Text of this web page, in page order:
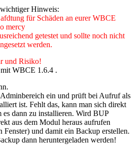
Hinweis:
für Schäden an eurer WBCE
mercy
getestet und sollte noch nicht
werden.
und Risiko!
mit WBCE 1.6.4 .
ein und prüft bei Aufruf als
ist. Fehlt das, kann man sich direkt
es dann zu installieren. Wird BUP
aus dem Modul heraus aufrufen
Fenster) und damit ein Backup erstellen.
dann heruntergeladen werden!